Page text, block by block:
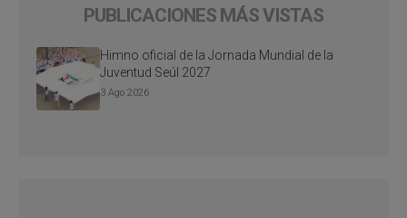
PUBLICACIONES MÁS VISTAS
Himno oficial de la Jornada Mundial de la
Juventud Seúl 2027
3 Ago 2026